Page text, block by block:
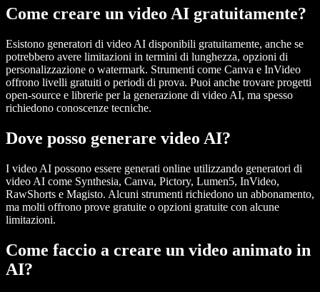
Come creare un video AI gratuitamente?
Esistono generatori di video AI disponibili gratuitamente, anche se
potrebbero avere limitazioni in termini di lunghezza, opzioni di
personalizzazione o watermark. Strumenti come Canva e InVideo
offrono livelli gratuiti o periodi di prova. Puoi anche trovare progetti
open-source e librerie per la generazione di video AI, ma spesso
richiedono conoscenze tecniche.
Dove posso generare video AI?
I video AI possono essere generati online utilizzando generatori di
video AI come Synthesia, Canva, Pictory, Lumen5, InVideo,
RawShorts e Magisto. Alcuni strumenti richiedono un abbonamento,
ma molti offrono prove gratuite o opzioni gratuite con alcune
limitazioni.
Come faccio a creare un video animato in
AI?